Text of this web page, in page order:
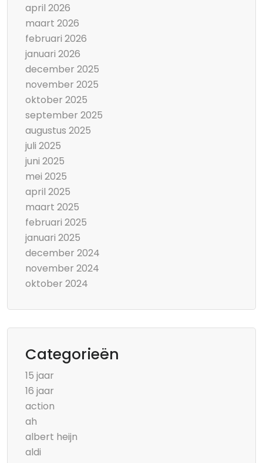
april 2026
maart 2026
februari 2026
januari 2026
december 2025
november 2025
oktober 2025
september 2025
augustus 2025
juli 2025
juni 2025
mei 2025
april 2025
maart 2025
februari 2025
januari 2025
december 2024
november 2024
oktober 2024
Categorieën
15 jaar
16 jaar
action
ah
albert heijn
aldi